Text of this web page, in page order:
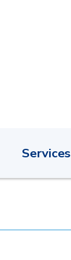
Services